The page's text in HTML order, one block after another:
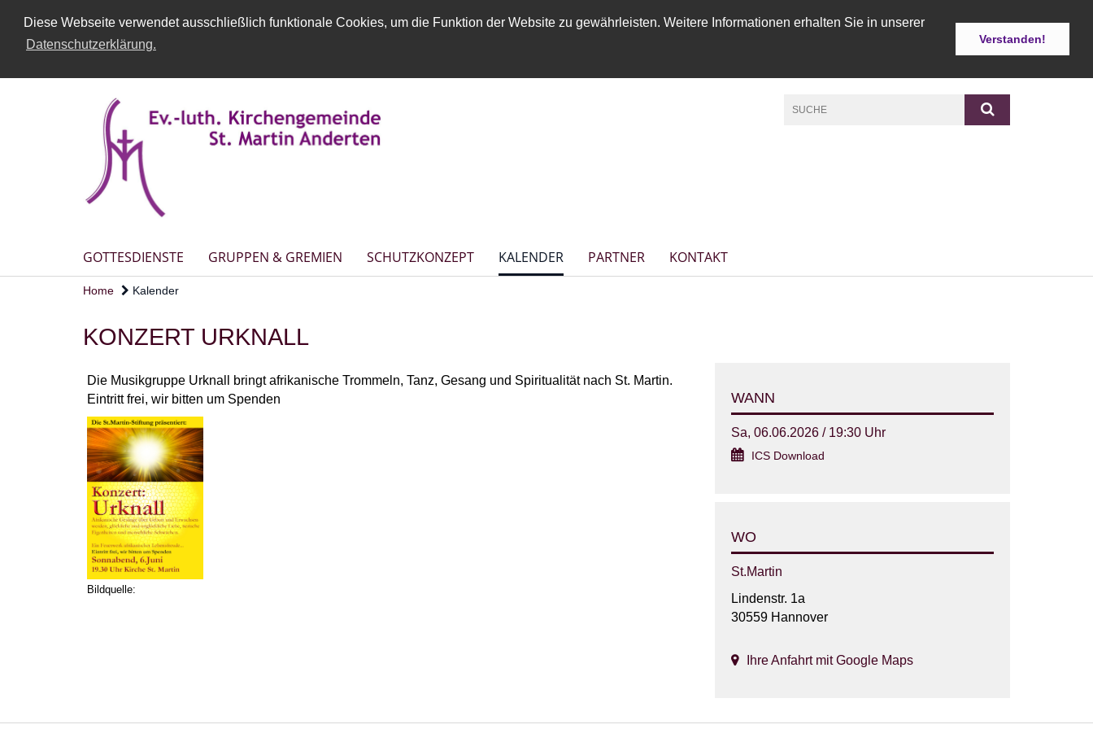
Diese Webseite verwendet ausschließlich funktionale Cookies, um die Funktion der Website zu gewährleisten. Weitere Informationen erhalten Sie in unserer
Datenschutzerklärung.
Verstanden!
GOTTESDIENSTE GRUPPEN & GREMIEN SCHUTZKONZEPT KALENDER PARTNER KONTAKT
Home Kalender
KONZERT URKNALL
Die Musikgruppe Urknall bringt afrikanische Trommeln, Tanz, Gesang und Spiritualität nach St. Martin.
Eintritt frei, wir bitten um Spenden
Bildquelle:
WANN
Sa, 06.06.2026 / 19:30 Uhr
ICS Download
WO
St.Martin
Lindenstr. 1a
30559 Hannover
Ihre Anfahrt mit Google Maps